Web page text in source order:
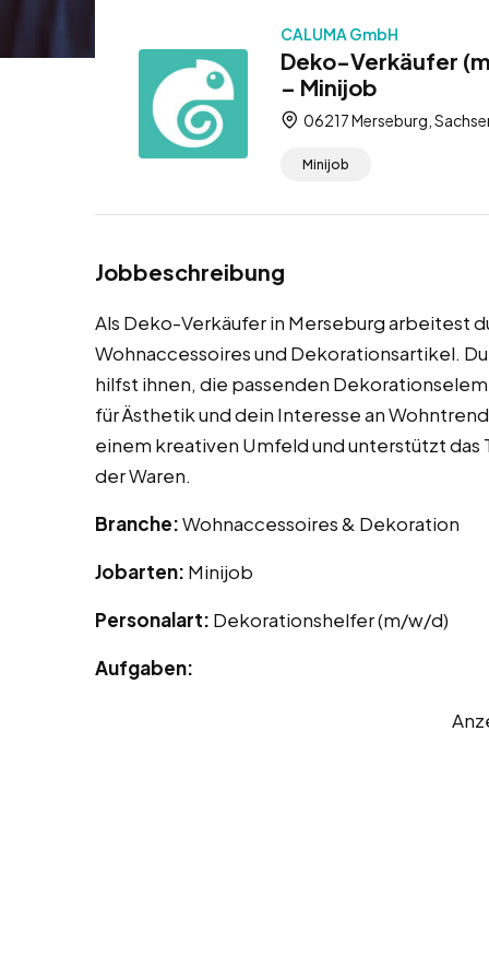
CALUMA GmbH
Deko-Verkäufer
– Minijob
06217 Merseburg,
Minijob
Jobbeschreibung
Als Deko-Verkäufer in Merseburg arbeitest
Wohnaccessoires und Dekorationsartikel.
hilfst ihnen, die passenden
für Ästhetik und dein Interesse an
einem kreativen Umfeld und unterstützt
der Waren.
Branche:Wohnaccessoires & Dekoration
Jobarten: Minijob
Personalart: Dekorationshelfer (m/w/d)
Aufgaben: